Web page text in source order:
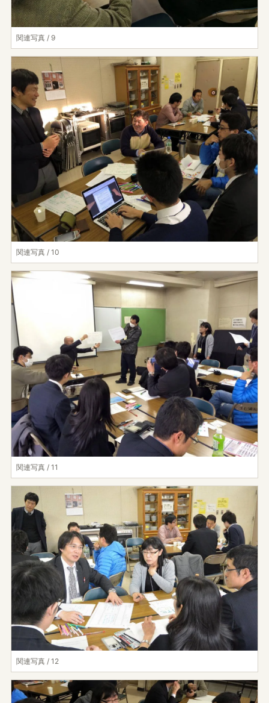
関連写真 / 9
関連写真 / 10
関連写真 / 11
関連写真 / 12